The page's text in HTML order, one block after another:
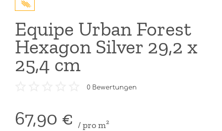
Equipe Urban Forest
Hexagon Silver 29,2 x
25,4 cm
0 Bewertungen
67,90 € / pro m²